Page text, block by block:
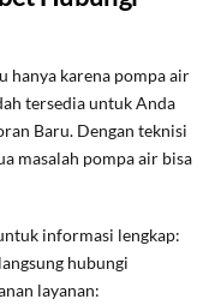
hanya karena pompa air
tersedia untuk Anda
Baru. Dengan teknisi
masalah pompa air bisa
informasi lengkap:
hubungi
layanan: